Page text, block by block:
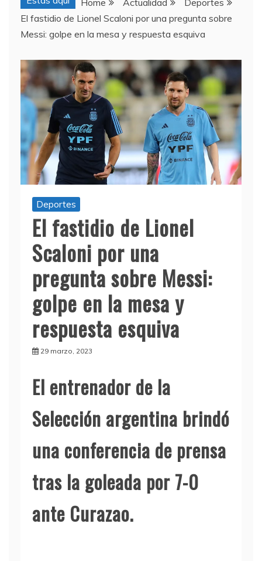
Home Actualidad
Deportes
El fastidio de Lionel Scaloni por una pregunta sobre
Messi: golpe en la mesa y respuesta esquiva
Deportes
El fastidio de Lionel
Scaloni por una
pregunta sobre Messi:
golpe en la mesa y
respuesta esquiva
29 marzo, 2023
El entrenador de la
Selección argentina brindó
una conferencia de prensa
tras la goleada por 7-0
ante Curazao.